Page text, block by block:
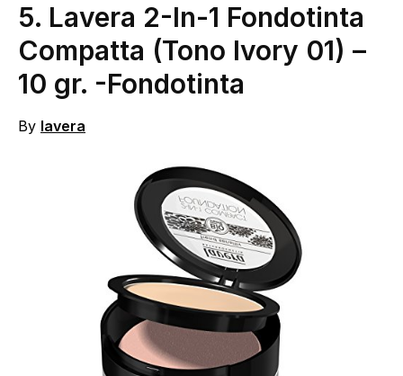
5. Lavera 2-In-1 Fondotinta
Compatta (Tono Ivory 01) –
10 gr. -Fondotinta
By lavera